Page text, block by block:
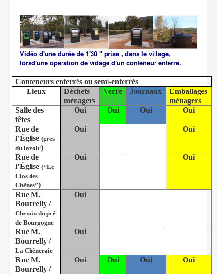
Communication
Vous êtes ici : Accueil Vie locale Les déchets
Vidéo d'une durée de 1'30 '' prise , dans le village,
lorsd'une opération de vidage d'un conteneur enterré.
Conteneurs enterrés ou semi-enterrés
Lieux
Déchets
ménagers
Verre Journaux
Emballages
ménagers
Salle des
fêtes
Oui Oui Oui Oui
Rue de
l’Église(près
du lavoir)
Oui Oui
Rue de
l’Église(‘’Le
Clos des
Chênes’’)
Oui Oui
Rue M.
Bourrelly /
Chemin du pré
de Bourgogne
Oui
Rue M.
Bourrelly /
La Chêneraie
Oui
Rue M.
Bourrelly /
Oui Oui Oui Oui